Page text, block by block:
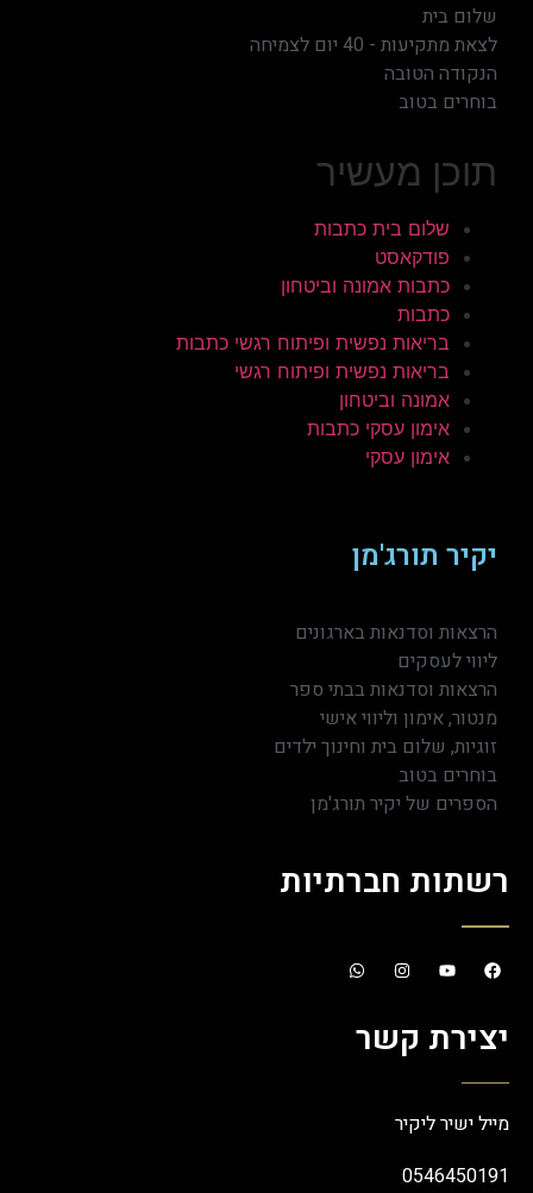
שלום בית
לצאת מתקיעות - 40 יום לצמיחה
הנקודה הטובה
בוחרים בטוב
תוכן מעשיר
שלום בית כתבות
פודקאסט
כתבות אמונה וביטחון
כתבות
בריאות נפשית ופיתוח רגשי כתבות
בריאות נפשית ופיתוח רגשי
אמונה וביטחון
אימון עסקי כתבות
אימון עסקי
יקיר תורג'מן
הרצאות וסדנאות בארגונים
ליווי לעסקים
הרצאות וסדנאות בבתי ספר
מנטור, אימון וליווי אישי
זוגיות, שלום בית וחינוך ילדים
בוחרים בטוב
הספרים של יקיר תורג'מן
רשתות חברתיות
יצירת קשר
מייל ישיר ליקיר
0546450191